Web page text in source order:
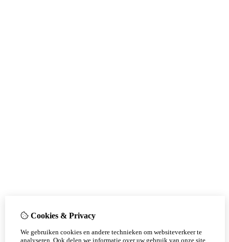
Cookies & Privacy
We gebruiken cookies en andere technieken om websiteverkeer te
analyseren. Ook delen we informatie over uw gebruik van onze site